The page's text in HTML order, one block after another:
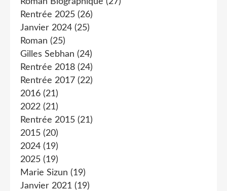
Rentrée 2025 (26)
Janvier 2024 (25)
Roman (25)
Gilles Sebhan (24)
Rentrée 2018 (24)
Rentrée 2017 (22)
2016 (21)
2022 (21)
Rentrée 2015 (21)
2015 (20)
2024 (19)
2025 (19)
Marie Sizun (19)
Janvier 2021 (19)